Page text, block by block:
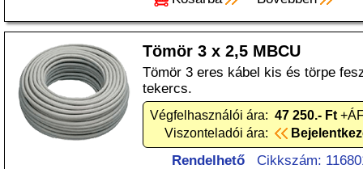
Tömör 3 x 2,5 MBCU
Tömör 3 eres kábel kis és törpe
tekercs.
Végfelhasználói ára: 47 250.- Ft
Viszonteladói ára:
Rendelhető
Cikkszám: